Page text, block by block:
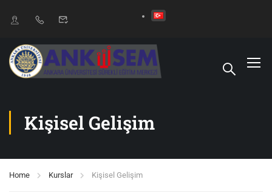
Kişisel Gelişim
Home Kurslar Kişisel Gelişim